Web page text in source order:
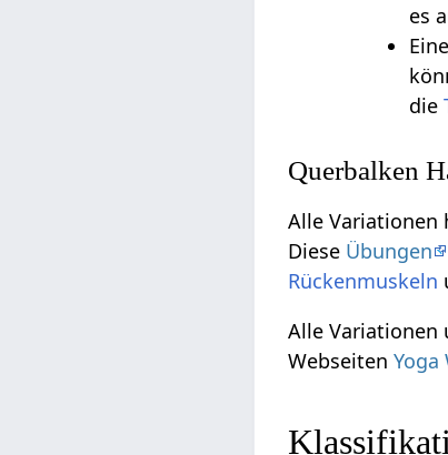
es
die
Querbalken
Alle Variationen
Diese Übungen
Rückenmuskeln
Alle
Webseiten